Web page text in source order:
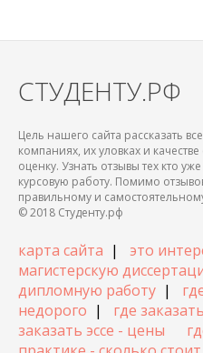
СТУДЕНТУ.РФ
Цель нашего сайта рассказать
компаниях, их уловках и
оценку. Узнать отзывы тех кто
курсовую работу. Помимо
правильному и
© 2018 Студенту.рф
карта сайта | это
магистерскую
дипломную работу |
недорого | где
заказать эссе - цены